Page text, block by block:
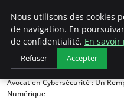
LECFCM
Accueil
Témoignages
Avocat en Cybersécurité : Un
Numérique
Nous utilisons des cookies
de navigation. En
de confidentialité. En savoir
Refuser Accepter